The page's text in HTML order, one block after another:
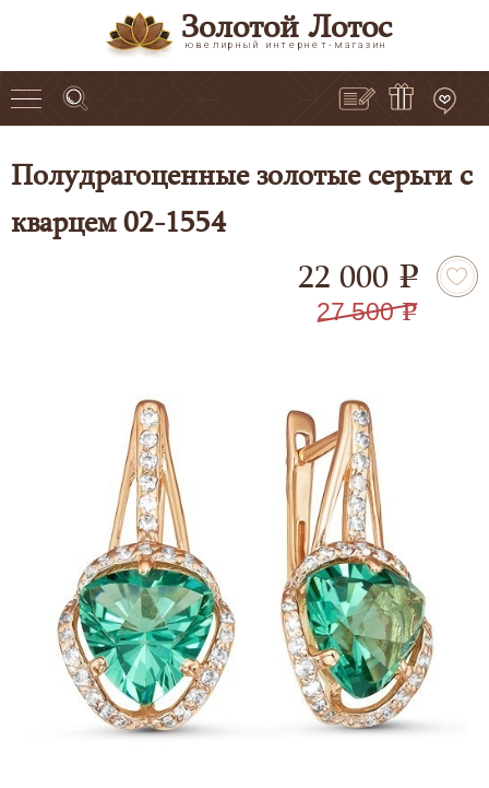
Золотой Лотос
ювелирный интернет-магазин
Полудрагоценные золотые серьги с
кварцем 02-1554
22 000 e
27 500 e